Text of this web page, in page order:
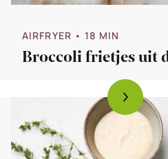
AIRFRYER • 18 MIN
Broccoli frietjes uit